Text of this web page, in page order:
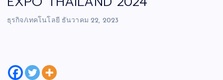
ธุรกิจ/เทคโนโลยี ธันวาคม 22, 2023